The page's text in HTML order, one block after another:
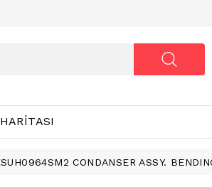
CONDANSER ASSY.